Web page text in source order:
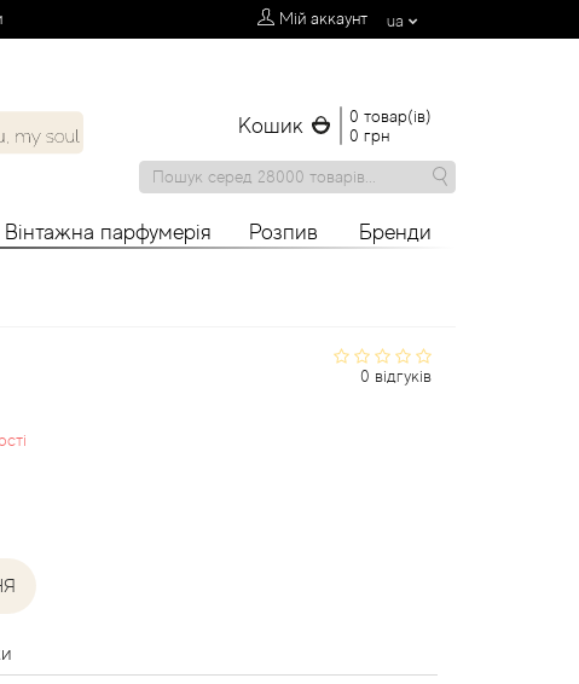
Мій аккаунт ua
Кошик
0 товар(ів)
0 грн
Вінтажна парфумерія Розпив Бренди
0 відгуків